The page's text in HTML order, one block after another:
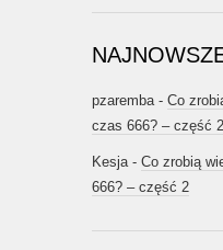
pzaremba - Co
czas 666? – część 2
Kesja - Co zrobią
666? – część 2